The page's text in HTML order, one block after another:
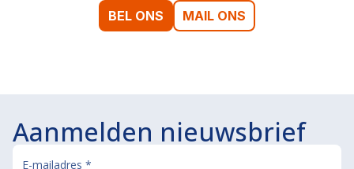
BEL ONS MAIL ONS
Aanmelden nieuwsbrief